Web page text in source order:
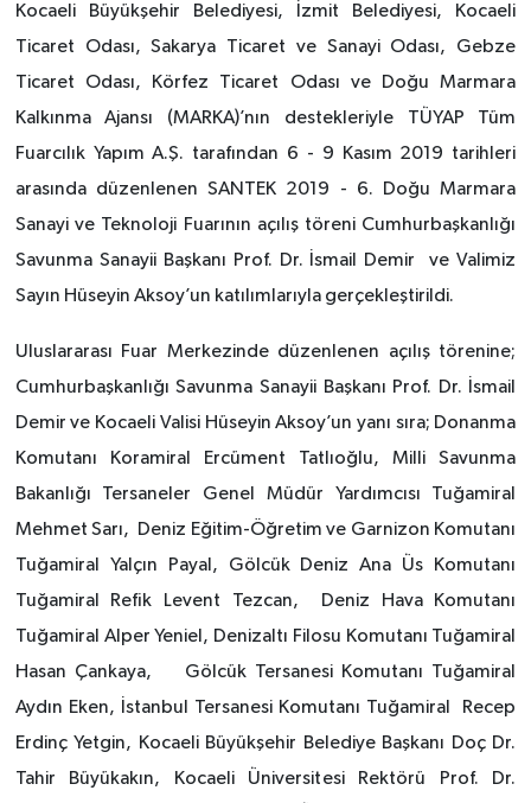
Kocaeli Büyükşehir Belediyesi, İzmit Belediyesi, Kocaeli
Ticaret Odası, Sakarya Ticaret ve Sanayi Odası, Gebze
Ticaret Odası, Körfez Ticaret Odası ve Doğu Marmara
Kalkınma Ajansı (MARKA)’nın destekleriyle TÜYAP Tüm
Fuarcılık Yapım A.Ş. tarafından 6 - 9 Kasım 2019 tarihleri
arasında düzenlenen SANTEK 2019 - 6. Doğu Marmara
Sanayi ve Teknoloji Fuarının açılış töreni Cumhurbaşkanlığı
Savunma Sanayii Başkanı Prof. Dr. İsmail Demir ve Valimiz
Sayın Hüseyin Aksoy’un katılımlarıyla gerçekleştirildi.
Uluslararası Fuar Merkezinde düzenlenen açılış törenine;
Cumhurbaşkanlığı Savunma Sanayii Başkanı Prof. Dr. İsmail
Demir ve Kocaeli Valisi Hüseyin Aksoy’un yanı sıra; Donanma
Komutanı Koramiral Ercüment Tatlıoğlu, Milli Savunma
Bakanlığı Tersaneler Genel Müdür Yardımcısı Tuğamiral
Mehmet Sarı, Deniz Eğitim-Öğretim ve Garnizon Komutanı
Tuğamiral Yalçın Payal, Gölcük Deniz Ana Üs Komutanı
Tuğamiral Refik Levent Tezcan, Deniz Hava Komutanı
Tuğamiral Alper Yeniel, Denizaltı Filosu Komutanı Tuğamiral
Hasan Çankaya, Gölcük Tersanesi Komutanı Tuğamiral
Aydın Eken, İstanbul Tersanesi Komutanı Tuğamiral Recep
Erdinç Yetgin, Kocaeli Büyükşehir Belediye Başkanı Doç Dr.
Tahir Büyükakın, Kocaeli Üniversitesi Rektörü Prof. Dr.